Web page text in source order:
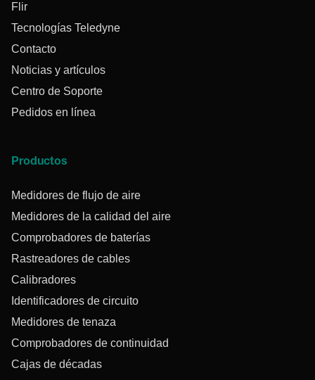
Flir
Tecnologías Teledyne
Contacto
Noticias y artículos
Centro de Soporte
Pedidos en línea
Productos
Medidores de flujo de aire
Medidores de la calidad del aire
Comprobadores de baterías
Rastreadores de cables
Calibradores
Identificadores de circuito
Medidores de tenaza
Comprobadores de continuidad
Cajas de décadas